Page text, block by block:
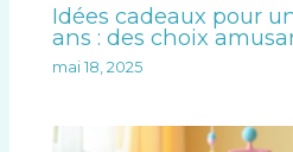
Idées cadeaux pour
ans : des choix
mai 18, 2025